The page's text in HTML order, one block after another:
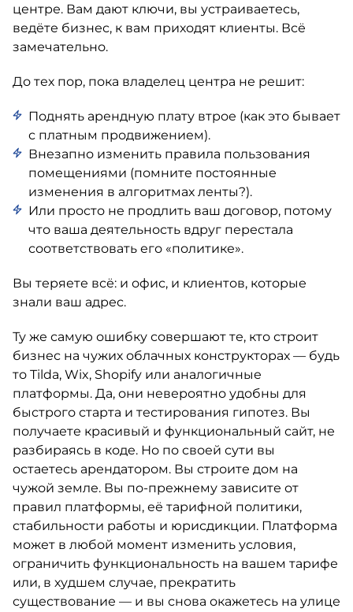
центре. Вам дают ключи, вы устраиваетесь,
ведёте бизнес, к вам приходят клиенты. Всё
замечательно.
До тех пор, пока владелец центра не решит:
Поднять арендную плату втрое (как это бывает
с платным продвижением).
Внезапно изменить правила пользования
помещениями (помните постоянные
изменения в алгоритмах ленты?).
Или просто не продлить ваш договор, потому
что ваша деятельность вдруг перестала
соответствовать его «политике».
Вы теряете всё: и офис, и клиентов, которые
знали ваш адрес.
Ту же самую ошибку совершают те, кто строит
бизнес на чужих облачных конструкторах — будь
то Tilda, Wix, Shopify или аналогичные
платформы. Да, они невероятно удобны для
быстрого старта и тестирования гипотез. Вы
получаете красивый и функциональный сайт, не
разбираясь в коде. Но по своей сути вы
остаетесь арендатором. Вы строите дом на
чужой земле. Вы по-прежнему зависите от
правил платформы, её тарифной политики,
стабильности работы и юрисдикции. Платформа
может в любой момент изменить условия,
ограничить функциональность на вашем тарифе
или, в худшем случае, прекратить
существование — и вы снова окажетесь на улице